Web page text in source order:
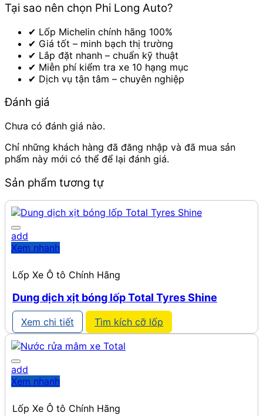
Tại sao nên chọn Phi Long Auto?
✔ Lốp Michelin chính hãng 100%
✔ Giá tốt – minh bạch thị trường
✔ Lắp đặt nhanh – chuẩn kỹ thuật
✔ Miễn phí kiểm tra xe 10 hạng mục
✔ Dịch vụ tận tâm – chuyên nghiệp
Đánh giá
Chưa có đánh giá nào.
Chỉ những khách hàng đã đăng nhập và đã mua sản
phẩm này mới có thể để lại đánh giá.
Sản phẩm tương tự
add
Xem nhanh
Lốp Xe Ô tô Chính Hãng
Dung dịch xịt bóng lốp Total Tyres Shine
Xem chi tiết Tìm kích cỡ lốp
add
Xem nhanh
Lốp Xe Ô tô Chính Hãng